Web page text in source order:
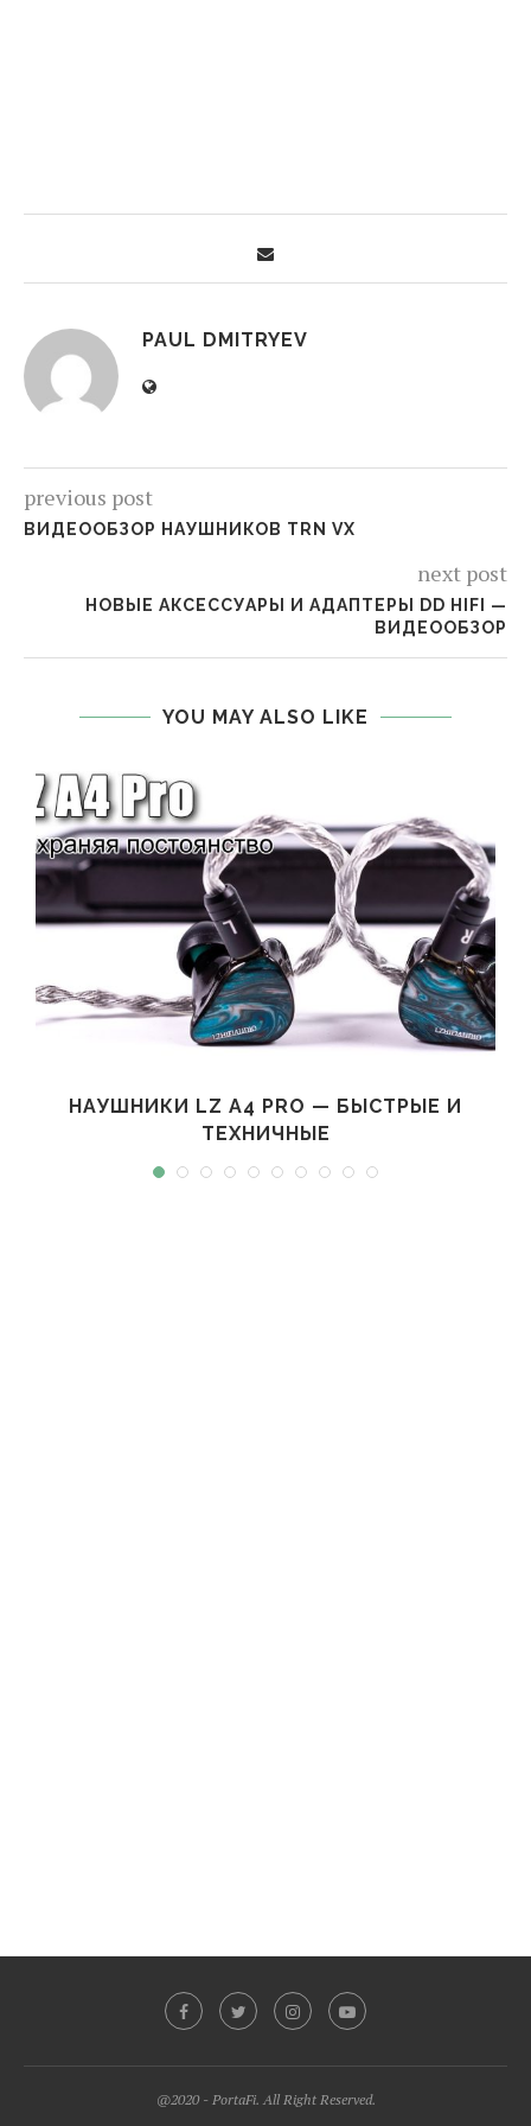
PAUL DMITRYEV
previous post
ВИДЕООБЗОР НАУШНИКОВ TRN VX
next post
НОВЫЕ АКСЕССУАРЫ И АДАПТЕРЫ DD HIFI —
ВИДЕООБЗОР
YOU MAY ALSO LIKE
НАУШНИКИ LZ A4 PRO — БЫСТРЫЕ И
ТЕХНИЧНЫЕ
@2020 - PortaFi. All Right Reserved.